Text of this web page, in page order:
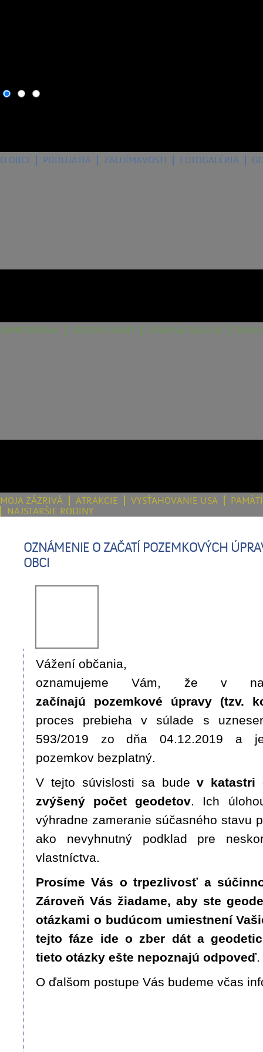
O OBCI PODUJATIA ZAUJÍMAVOSTI FOTOGALÉRIA
SAMOSPRÁVA OBECNÝ ÚRAD ÚRADNÁ TABUĽA
MOJA ZÁZRIVÁ ATRAKCIE VYSŤAHOVANIE USA
NAJSTARŠIE RODINY
OZNÁMENIE O ZAČATÍ POZEMKOVÝCH
OBCI
Vážení občania,
oznamujeme Vám, že v
začínajú pozemkové úpravy (tzv.
proces prebieha v súlade s
593/2019 zo dňa 04.12.2019 a
pozemkov bezplatný.
V tejto súvislosti sa bude v katastri
zvýšený počet geodetov. Ich
výhradne zameranie súčasného stavu
ako nevyhnutný podklad pre
vlastníctva.
Prosíme Vás o trpezlivosť a
Zároveň Vás žiadame, aby ste
otázkami o budúcom umiestnení
tejto fáze ide o zber dát a
tieto otázky ešte nepoznajú odpoveď.
O ďalšom postupe Vás budeme včas